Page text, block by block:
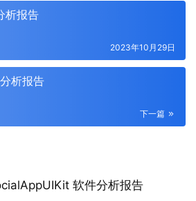
析报告
2023年10月29日
析报告
下一篇
软件分析报告